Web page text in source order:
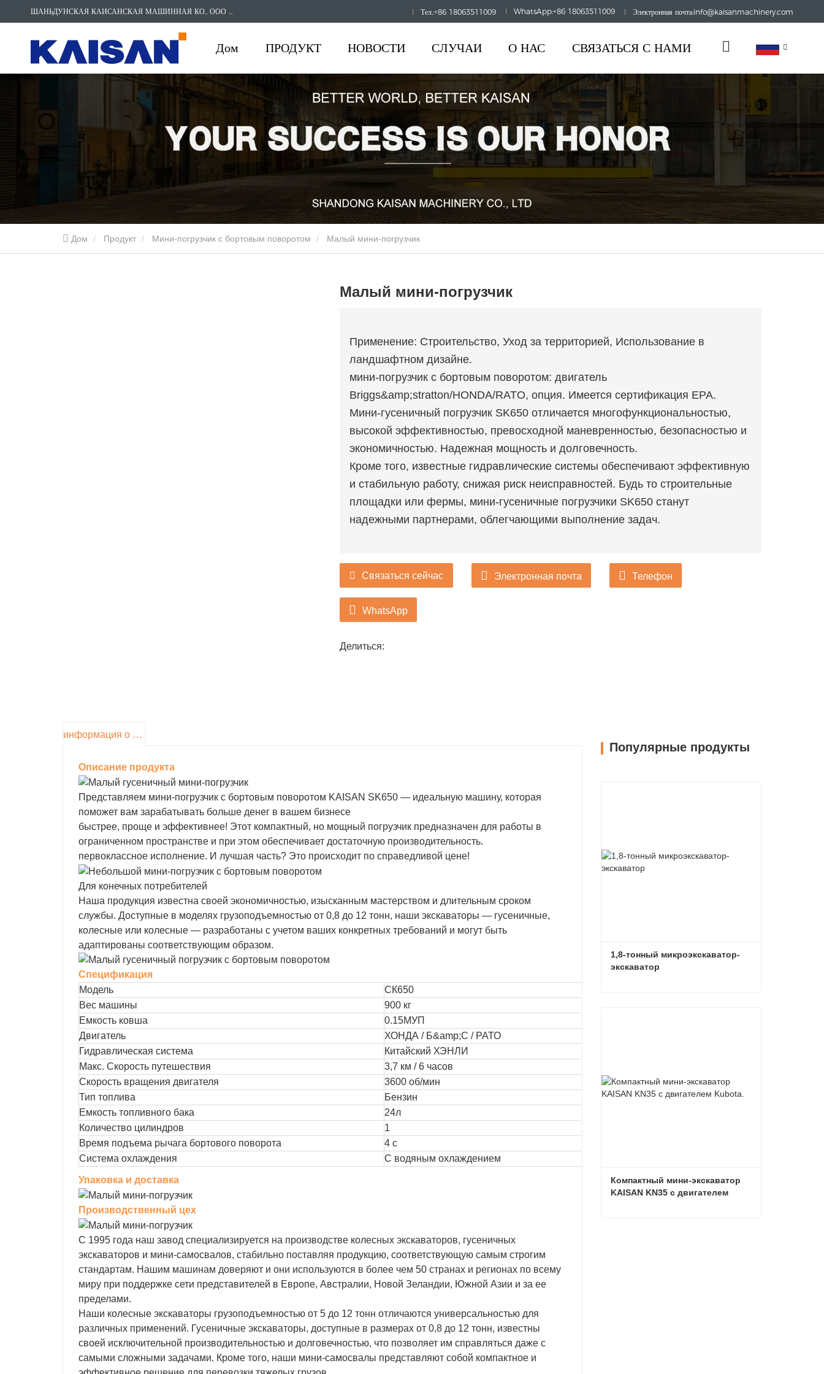
ШАНЬДУНСКАЯ КАИСАНСКАЯ МАШИННАЯ КО., ООО Тел.:+86 18063511009 WhatsApp:+86 18063511009 Электронная почта:info@kaisanmachinery.com
Дом ПРОДУКТ НОВОСТИ СЛУЧАИ О НАС СВЯЗАТЬСЯ С НАМИ
Дом Продукт Мини-погрузчик с бортовым поворотом Малый мини-погрузчик
Малый мини-погрузчик
Применение: Строительство, Уход за территорией, Использование в
ландшафтном дизайне.
мини-погрузчик с бортовым поворотом: двигатель
Briggs&amp;stratton/HONDA/RATO, опция. Имеется сертификация EPA.
Мини-гусеничный погрузчик SK650 отличается многофункциональностью,
высокой эффективностью, превосходной маневренностью, безопасностью и
экономичностью. Надежная мощность и долговечность.
Кроме того, известные гидравлические системы обеспечивают эффективную
и стабильную работу, снижая риск неисправностей. Будь то строительные
площадки или фермы, мини-гусеничные погрузчики SK650 станут
надежными партнерами, облегчающими выполнение задач.
Связаться сейчас Электронная почта Телефон
WhatsApp
Делиться:
информация о продукте
Описание продукта
Представляем мини-погрузчик с бортовым поворотом KAISAN SK650 — идеальную машину, которая
поможет вам зарабатывать больше денег в вашем бизнесе
быстрее, проще и эффективнее! Этот компактный, но мощный погрузчик предназначен для работы в
ограниченном пространстве и при этом обеспечивает достаточную производительность.
первоклассное исполнение. И лучшая часть? Это происходит по справедливой цене!
Для конечных потребителей
Наша продукция известна своей экономичностью, изысканным мастерством и длительным сроком
службы. Доступные в моделях грузоподъемностью от 0,8 до 12 тонн, наши экскаваторы — гусеничные,
колесные или колесные — разработаны с учетом ваших конкретных требований и могут быть
адаптированы соответствующим образом.
Спецификация
Модель
СК650
Вес машины
900 кг
Емкость ковша
0.15МУП
Двигатель
ХОНДА / Б&amp;С / РАТО
Гидравлическая система
Китайский ХЭНЛИ
Макс. Скорость путешествия
3,7 км / 6 часов
Скорость вращения двигателя
3600 об/мин
Тип топлива
Бензин
Емкость топливного бака
24л
Количество цилиндров
1
Время подъема рычага бортового поворота
4 с
Система охлаждения
С водяным охлаждением
Упаковка и доставка
Производственный цех
С 1995 года наш завод специализируется на производстве колесных экскаваторов, гусеничных
экскаваторов и мини-самосвалов, стабильно поставляя продукцию, соответствующую самым строгим
стандартам. Нашим машинам доверяют и они используются в более чем 50 странах и регионах по всему
миру при поддержке сети представителей в Европе, Австралии, Новой Зеландии, Южной Азии и за ее
пределами.
Наши колесные экскаваторы грузоподъемностью от 5 до 12 тонн отличаются универсальностью для
различных применений. Гусеничные экскаваторы, доступные в размерах от 0,8 до 12 тонн, известны
своей исключительной производительностью и долговечностью, что позволяет им справляться даже с
самыми сложными задачами. Кроме того, наши мини-самосвалы представляют собой компактное и
Популярные продукты
1,8-тонный микроэкскаватор-
экскаватор
Компактный мини-экскаватор
KAISAN KN35 с двигателем